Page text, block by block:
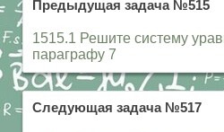
Предыдущая задача №515
1515.1 Решите систему
параграфу 7
Следующая задача №517